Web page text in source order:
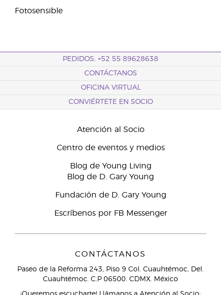
Fotosensible
PEDIDOS: +52 55 89628638
CONTÁCTANOS
OFICINA VIRTUAL
CONVIÉRTETE EN SOCIO
Atención al Socio
Centro de eventos y medios
Blog de Young Living
Blog de D. Gary Young
Fundación de D. Gary Young
Escríbenos por FB Messenger
CONTÁCTANOS
Paseo de la Reforma 243, Piso 9 Col. Cuauhtémoc, Del.
Cuauhtémoc. C.P 06500. CDMX. México